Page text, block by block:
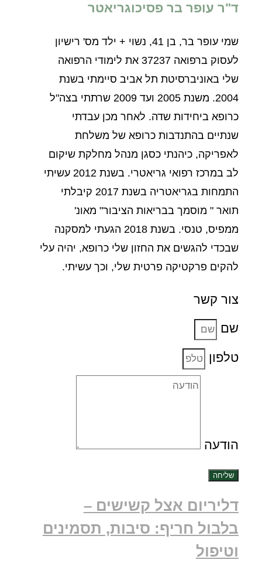
ד"ר עופר בר פסיכוגריאטר
שמי עופר בר, בן 41, נשוי + ילד מס' רישיון
לעסוק ברפואה 37237 את לימודי הרפואה
שלי באוניברסיטת תל אביב סיימתי בשנת
2004. משנת 2005 ועד 2009 שרתתי בצה"ל
כרופא ביחידות שדה. לאחר מכן עבדתי
שנתיים בהתנדבות כרופא של משלחת
לאפריקה, כיהנתי כסגן מנהל מחלקת שיקום
לב במרכז רפואי גריאטרי. בשנת 2012 עשיתי
התמחות בגריאטריה בשנת 2017 קיבלתי
תואר " מוסמך בבריאות הציבור" מאונ'
ממפיס, טנסי. בשנת 2018 הגעתי למסקנה
שבכדי להגשים את החזון שלי כרופא, יהיה עלי
להקים פרקטיקה פרטית שלי, וכך עשיתי.
צור קשר
שם
טלפון
הודעה
שליחה
דליריום אצל קשישים –
בלבול חריף: סיבות, תסמינים
וטיפול